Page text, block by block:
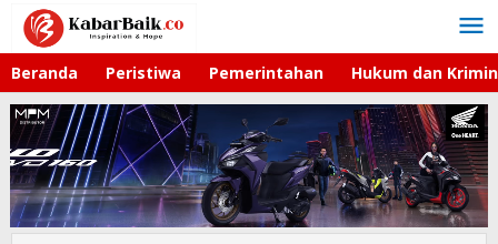
Lewati
konten
Beranda Peristiwa Pemerintahan Hukum dan